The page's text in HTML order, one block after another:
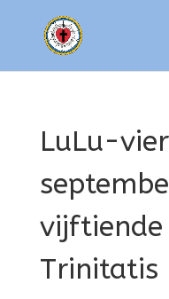
LuLu-
vijftiende
Trinitatis